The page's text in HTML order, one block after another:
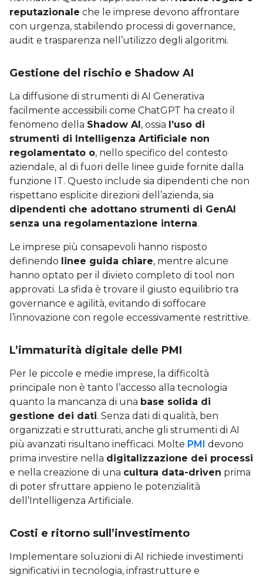
reputazionale che le imprese devono affrontare
con urgenza, stabilendo processi di governance,
audit e trasparenza nell’utilizzo degli algoritmi.
Gestione del rischio e Shadow AI
La diffusione di strumenti di AI Generativa
facilmente accessibili come ChatGPT ha creato il
fenomeno della Shadow AI, ossia l’uso di
strumenti di Intelligenza Artificiale non
regolamentato o, nello specifico del contesto
aziendale, al di fuori delle linee guide fornite dalla
funzione IT. Questo include sia dipendenti che non
rispettano esplicite direzioni dell’azienda, sia
dipendenti che adottano strumenti di GenAI
senza una regolamentazione interna.
Le imprese più consapevoli hanno risposto
definendo linee guida chiare, mentre alcune
hanno optato per il divieto completo di tool non
approvati. La sfida è trovare il giusto equilibrio tra
governance e agilità, evitando di soffocare
l’innovazione con regole eccessivamente restrittive.
L’immaturità digitale delle PMI
Per le piccole e medie imprese, la difficoltà
principale non è tanto l’accesso alla tecnologia
quanto la mancanza di una base solida di
gestione dei dati. Senza dati di qualità, ben
organizzati e strutturati, anche gli strumenti di AI
più avanzati risultano inefficaci. Molte PMI devono
prima investire nella digitalizzazione dei processi
e nella creazione di una cultura data-driven prima
di poter sfruttare appieno le potenzialità
dell’Intelligenza Artificiale.
Costi e ritorno sull’investimento
Implementare soluzioni di AI richiede investimenti
significativi in tecnologia, infrastrutture e